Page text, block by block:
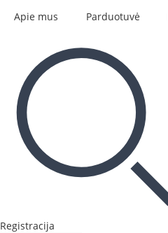
Apie mus Parduotuvė
Registracija